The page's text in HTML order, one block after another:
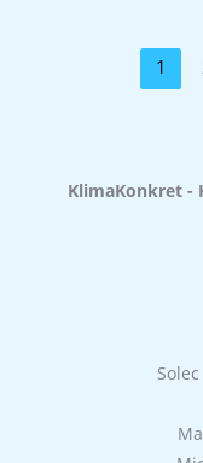
1
KlimaKonkret -